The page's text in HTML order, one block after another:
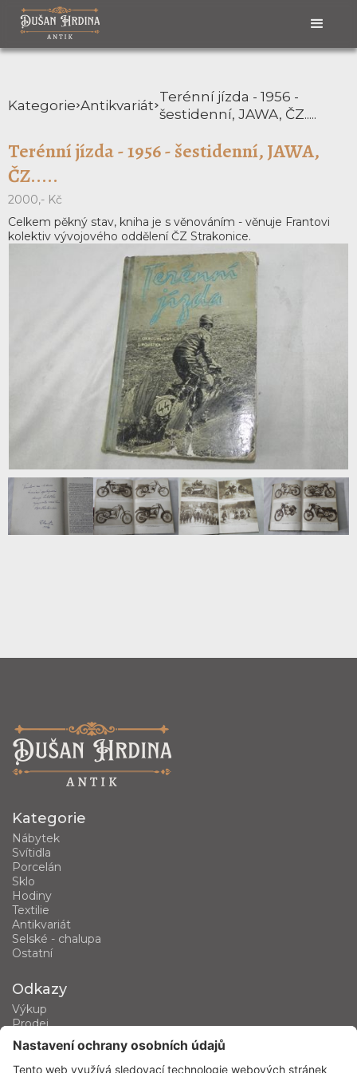
Kategorie Antikvariát
Terénní jízda - 1956 -
šestidenní, JAWA, ČZ.....
Terénní jízda - 1956 - šestidenní, JAWA,
ČZ.....
2000,- Kč
Celkem pěkný stav, kniha je s věnováním - věnuje Frantovi
kolektiv vývojového oddělení ČZ Strakonice.
Kategorie
Nábytek
Svítidla
Porcelán
Sklo
Hodiny
Textilie
Antikvariát
Selské - chalupa
Ostatní
Odkazy
Výkup
Prodej
Kategorie produktů
Kontakt